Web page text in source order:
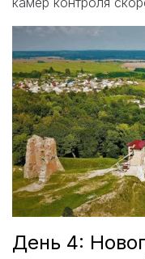
День 4: